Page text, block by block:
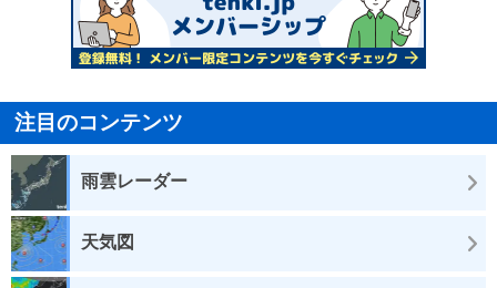
注目のコンテンツ
雨雲レーダー
天気図